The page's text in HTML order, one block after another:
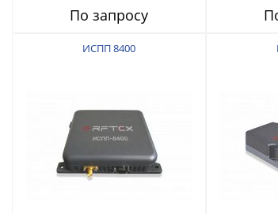
По запросу
ИСПП 8400